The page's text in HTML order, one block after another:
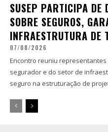
SUSEP PARTICIPA DE
SOBRE SEGUROS,
INFRAESTRUTURA DE
07/08/2026
Encontro reuniu
segurador e do setor de